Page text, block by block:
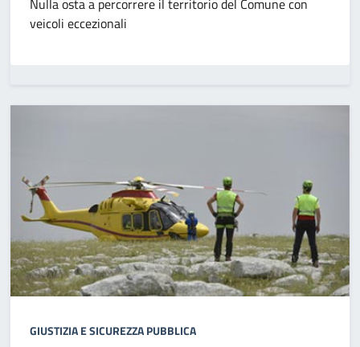
Nulla osta a percorrere il territorio del Comune con
veicoli eccezionali
GIUSTIZIA E SICUREZZA PUBBLICA